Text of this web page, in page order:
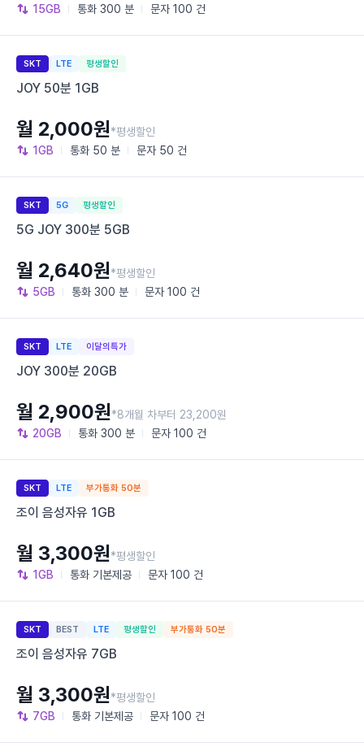
15GB 통화 300 분 문자 100 건
SKT LTE 평생할인
JOY 50분 1GB
1GB 통화 50 분 문자 50 건
월 2,000원*평생할인
SKT 5G 평생할인
5G JOY 300분 5GB
5GB 통화 300 분 문자 100 건
월 2,640원*평생할인
SKT LTE 이달의특가
JOY 300분 20GB
20GB 통화 300 분 문자 100 건
월 2,900원*8개월 차부터 23,200원
SKT LTE 부가통화 50분
조이 음성자유 1GB
1GB 통화 기본제공 문자 100 건
월 3,300원*평생할인
SKT BEST LTE 평생할인 부가통화 50분
조이 음성자유 7GB
7GB 통화 기본제공 문자 100 건
월 3,300원*평생할인